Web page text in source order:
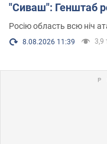
"Сиваш": Генштаб
Росію область всю ніч
8.08.2026 11:39 3,9